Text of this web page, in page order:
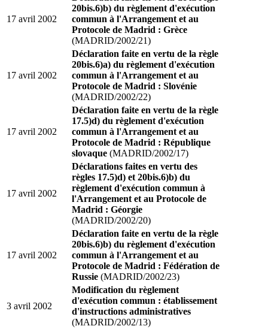
17 avril 2002
20bis.6)b) du règlement d'exécution
commun à l'Arrangement et au
Protocole de Madrid : Grèce
(MADRID/2002/21)
17 avril 2002
Déclaration faite en vertu de la règle
20bis.6)a) du règlement d'exécution
commun à l'Arrangement et au
Protocole de Madrid : Slovénie
(MADRID/2002/22)
17 avril 2002
Déclaration faite en vertu de la règle
17.5)d) du règlement d'exécution
commun à l'Arrangement et au
Protocole de Madrid : République
slovaque (MADRID/2002/17)
17 avril 2002
Déclarations faites en vertu des
règles 17.5)d) et 20bis.6)b) du
règlement d'exécution commun à
l'Arrangement et au Protocole de
Madrid : Géorgie
(MADRID/2002/20)
17 avril 2002
Déclaration faite en vertu de la règle
20bis.6)b) du règlement d'exécution
commun à l'Arrangement et au
Protocole de Madrid : Fédération de
Russie (MADRID/2002/23)
3 avril 2002
Modification du règlement
d'exécution commun : établissement
d'instructions administratives
(MADRID/2002/13)